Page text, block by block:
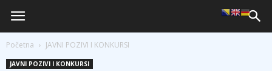
Početna JAVNI POZIVI I KONKURSI
JAVNI POZIVI I KONKURSI